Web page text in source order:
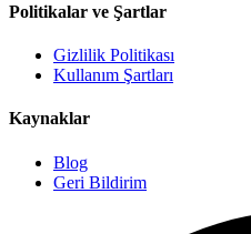
Politikalar ve Şartlar
Gizlilik Politikası
Kullanım Şartları
Kaynaklar
Blog
Geri Bildirim